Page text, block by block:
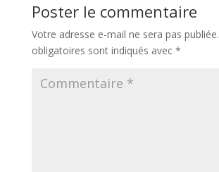
Poster le commentaire
Votre adresse e-mail ne sera pas publiée.
obligatoires sont indiqués avec *